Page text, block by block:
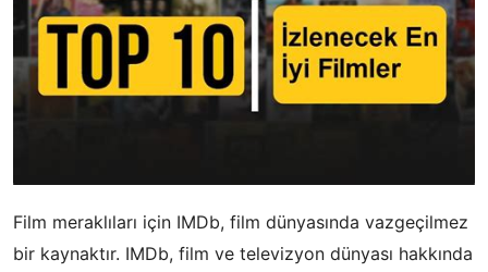
Film meraklıları için IMDb, film dünyasında vazgeçilmez
bir kaynaktır. IMDb, film ve televizyon dünyası hakkında